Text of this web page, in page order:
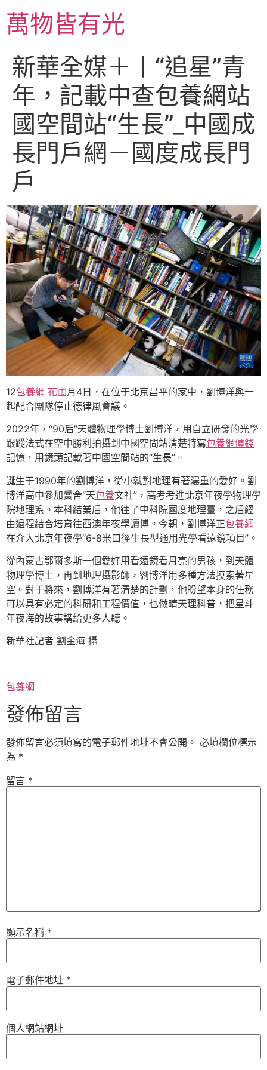
主萬物皆有光
新華全媒＋丨“追星”青
年，記載中查包養網站
國空間站“生長”_中國成
長門戶網－國度成長門
戶
12包養網 花圃月4日，在位于北京昌平的家中，劉博洋與一
起配合團隊停止德律風會議。
2022年，“90后”天體物理學博士劉博洋，用自立研發的光學
跟蹤法式在空中勝利拍攝到中國空間站清楚特寫包養網價錢
記憶，用鏡頭記載著中國空間站的“生長”。
誕生于1990年的劉博洋，從小就對地理有著濃重的愛好。劉
博洋高中參加黌舍“天包養文社”，高考考進北京年夜學物理學
院地理系。本科結業后，他往了中科院國度地理臺，之后經
由過程結合培育往西澳年夜學讀博。今朝，劉博洋正包養網
在介入北京年夜學“6-8米口徑生長型通用光學看遠鏡項目”。
從內蒙古鄂爾多斯一個愛好用看遠鏡看月亮的男孩，到天體
物理學博士，再到地理攝影師，劉博洋用多種方法摸索著星
空。對于將來，劉博洋有著清楚的計劃，他盼望本身的任務
可以具有必定的科研和工程價值，也做晴天理科普，把星斗
年夜海的故事講給更多人聽。
新華社記者 劉金海 攝
包養網
發佈留言
發佈留言必須填寫的電子郵件地址不會公開。 必填欄位標示
為 *
留言 *
顯示名稱 *
電子郵件地址 *
個人網站網址